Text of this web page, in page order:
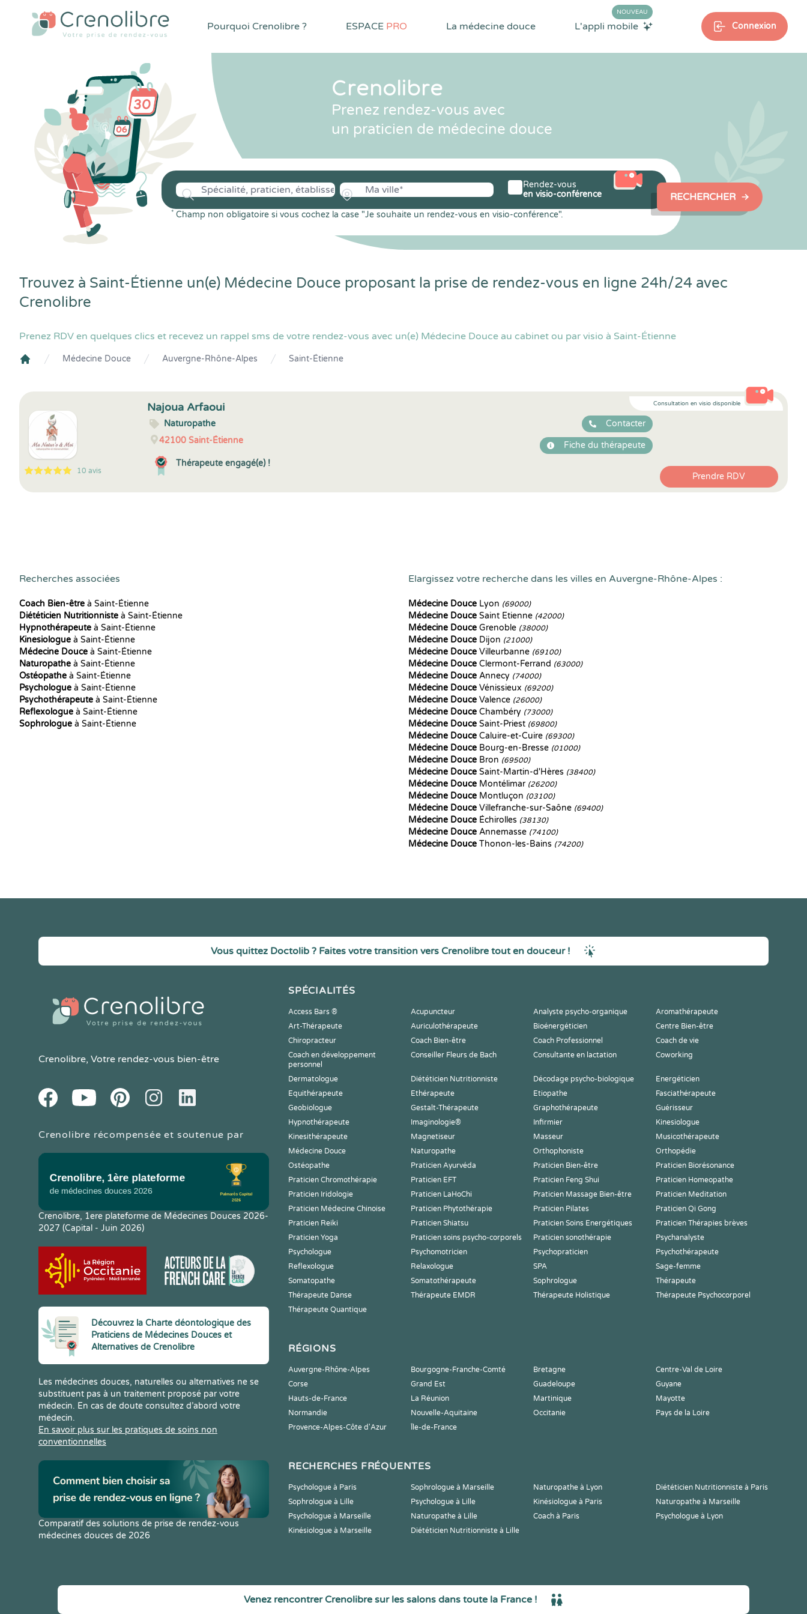
Pourquoi Crenolibre ? ESPACE PRO La médecine douce L'appli mobile
NOUVEAU
Connexion
Crenolibre
Prenez rendez-vous avec
un praticien de médecine douce
* Champ non obligatoire si vous cochez la case "Je souhaite un rendez-vous en visio-conférence".
Rendez-vous
en visio-conférence
RECHERCHER
Trouvez à Saint-Étienne un(e) Médecine Douce proposant la prise de rendez-vous en ligne 24h/24 avec
Crenolibre
Prenez RDV en quelques clics et recevez un rappel sms de votre rendez-vous avec un(e) Médecine Douce au cabinet ou par visio à Saint-Étienne
Médecine Douce Auvergne-Rhône-Alpes Saint-Étienne
Consultation en visio disponible
5
1
5
10 10 avis
Najoua Arfaoui
Naturopathe
42100 Saint-Étienne
Thérapeute engagé(e) !
Contacter
Fiche du thérapeute
Prendre RDV
Recherches associées
Coach Bien-être à Saint-Étienne
Diététicien Nutritionniste à Saint-Étienne
Hypnothérapeute à Saint-Étienne
Kinesiologue à Saint-Étienne
Médecine Douce à Saint-Étienne
Naturopathe à Saint-Étienne
Ostéopathe à Saint-Étienne
Psychologue à Saint-Étienne
Psychothérapeute à Saint-Étienne
Reflexologue à Saint-Étienne
Sophrologue à Saint-Étienne
Elargissez votre recherche dans les villes en Auvergne-Rhône-Alpes :
Médecine Douce Lyon (69000)
Médecine Douce Saint Etienne (42000)
Médecine Douce Grenoble (38000)
Médecine Douce Dijon (21000)
Médecine Douce Villeurbanne (69100)
Médecine Douce Clermont-Ferrand (63000)
Médecine Douce Annecy (74000)
Médecine Douce Vénissieux (69200)
Médecine Douce Valence (26000)
Médecine Douce Chambéry (73000)
Médecine Douce Saint-Priest (69800)
Médecine Douce Caluire-et-Cuire (69300)
Médecine Douce Bourg-en-Bresse (01000)
Médecine Douce Bron (69500)
Médecine Douce Saint-Martin-d'Hères (38400)
Médecine Douce Montélimar (26200)
Médecine Douce Montluçon (03100)
Médecine Douce Villefranche-sur-Saône (69400)
Médecine Douce Échirolles (38130)
Médecine Douce Annemasse (74100)
Médecine Douce Thonon-les-Bains (74200)
Vous quittez Doctolib ? Faites votre transition vers Crenolibre tout en douceur !
Crenolibre, Votre rendez-vous bien-être
FacebookYoutube PinteresetInstagramLinkedIn
Crenolibre récompensée et soutenue par
Crenolibre, 1ere plateforme de Médecines Douces 2026-
2027 (Capital - Juin 2026)
Découvrez la Charte déontologique des
Praticiens de Médecines Douces et
Alternatives de Crenolibre
Les médecines douces, naturelles ou alternatives ne se
substituent pas à un traitement proposé par votre
médecin. En cas de doute consultez d’abord votre
médecin.
En savoir plus sur les pratiques de soins non
conventionnelles
Comparatif des solutions de prise de rendez-vous
médecines douces de 2026
SPÉCIALITÉS
Access Bars ® Acupuncteur Analyste psycho-organique
Aromathérapeute
Art-Thérapeute
Auriculothérapeute Bioénergéticien
Centre Bien-être
Chiropracteur
Coach Bien-être Coach Professionnel
Coach de vie
Coach en développement
personnel
Conseiller Fleurs de Bach Consultante en lactation Coworking
Dermatologue Diététicien Nutritionniste Décodage psycho-biologique
Energéticien
Equithérapeute
Ethérapeute Etiopathe
Fasciathérapeute
Geobiologue
Gestalt-Thérapeute Graphothérapeute
Guérisseur
Hypnothérapeute
Imaginologie® Infirmier
Kinesiologue
Kinesithérapeute
Magnetiseur Masseur
Musicothérapeute
Médecine Douce
Naturopathe Orthophoniste
Orthopédie
Ostéopathe
Praticien Ayurvéda Praticien Bien-être
Praticien Biorésonance
Praticien Chromothérapie
Praticien EFT Praticien Feng Shui
Praticien Homeopathe
Praticien Iridologie
Praticien LaHoChi Praticien Massage Bien-être
Praticien Meditation
Praticien Médecine Chinoise
Praticien Phytothérapie Praticien Pilates
Praticien Qi Gong
Praticien Reiki
Praticien Shiatsu Praticien Soins Energétiques
Praticien Thérapies brèves
Praticien Yoga
Praticien soins psycho-corporels Praticien sonothérapie
Psychanalyste
Psychologue
Psychomotricien Psychopraticien
Psychothérapeute
Reflexologue
Relaxologue SPA
Sage-femme
Somatopathe
Somatothérapeute Sophrologue
Thérapeute
Thérapeute Danse
Thérapeute EMDR Thérapeute Holistique
Thérapeute Psychocorporel
Thérapeute Quantique
RÉGIONS
Auvergne-Rhône-Alpes Bourgogne-Franche-Comté Bretagne
Centre-Val de Loire
Corse
Grand Est Guadeloupe
Guyane
Hauts-de-France
La Réunion Martinique
Mayotte
Normandie
Nouvelle-Aquitaine Occitanie
Pays de la Loire
Provence-Alpes-Côte d'Azur
Île-de-France
RECHERCHES FRÉQUENTES
Psychologue à Paris Sophrologue à Marseille Naturopathe à Lyon
Diététicien Nutritionniste à Paris
Sophrologue à Lille
Psychologue à Lille Kinésiologue à Paris
Naturopathe à Marseille
Psychologue à Marseille
Naturopathe à Lille Coach à Paris
Psychologue à Lyon
Kinésiologue à Marseille
Diététicien Nutritionniste à Lille
Venez rencontrer Crenolibre sur les salons dans toute la France !